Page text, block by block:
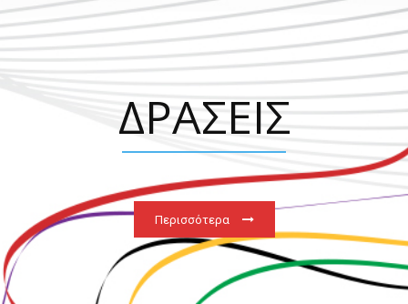
ΔΡΑΣΕΙΣ
Περισσότερα